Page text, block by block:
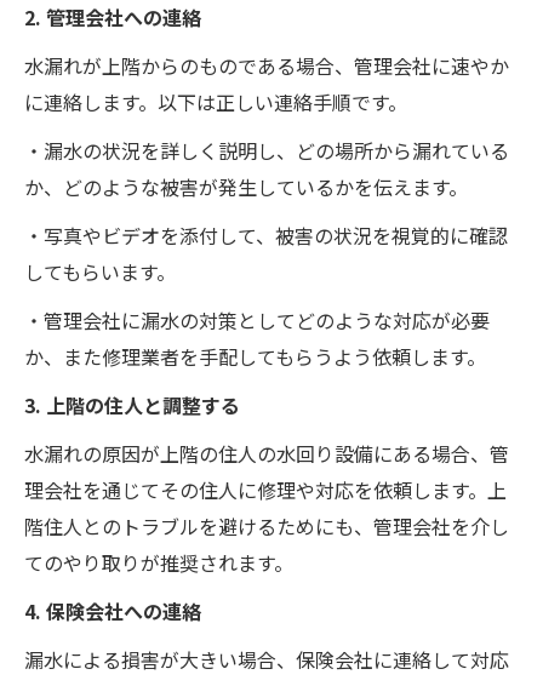
2. 管理会社への連絡
水漏れが上階からのものである場合、管理会社に速やか
に連絡します。以下は正しい連絡手順です。
・漏水の状況を詳しく説明し、どの場所から漏れている
か、どのような被害が発生しているかを伝えます。
・写真やビデオを添付して、被害の状況を視覚的に確認
してもらいます。
・管理会社に漏水の対策としてどのような対応が必要
か、また修理業者を手配してもらうよう依頼します。
3. 上階の住人と調整する
水漏れの原因が上階の住人の水回り設備にある場合、管
理会社を通じてその住人に修理や対応を依頼します。上
階住人とのトラブルを避けるためにも、管理会社を介し
てのやり取りが推奨されます。
4. 保険会社への連絡
漏水による損害が大きい場合、保険会社に連絡して対応